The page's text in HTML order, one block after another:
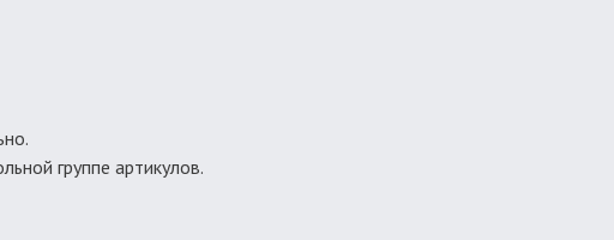
группе артикулов.